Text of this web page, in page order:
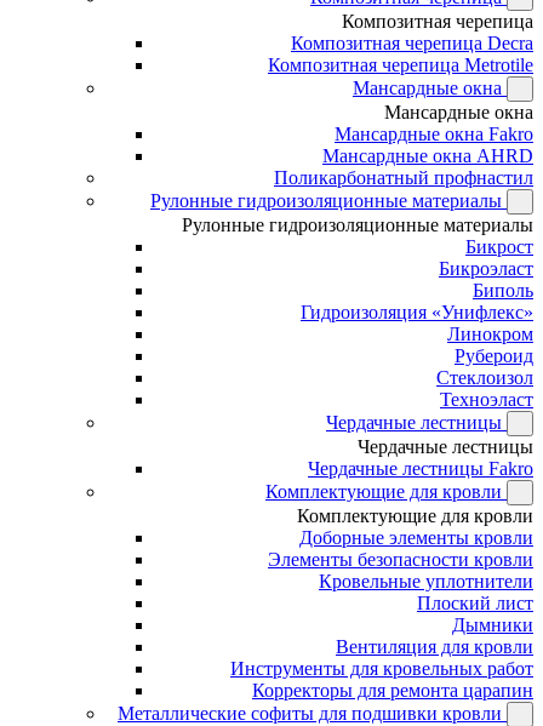
Композитная черепица
Композитная черепица Decra
Композитная черепица Metrotile
Мансардные окна
Мансардные окна
Мансардные окна Fakro
Мансардные окна AHRD
Поликарбонатный профнастил
Рулонные гидроизоляционные материалы
Рулонные гидроизоляционные материалы
Бикрост
Бикроэласт
Биполь
Гидроизоляция «Унифлекс»
Линокром
Рубероид
Стеклоизол
Техноэласт
Чердачные лестницы
Чердачные лестницы
Чердачные лестницы Fakro
Комплектующие для кровли
Комплектующие для кровли
Доборные элементы кровли
Элементы безопасности кровли
Кровельные уплотнители
Плоский лист
Дымники
Вентиляция для кровли
Инструменты для кровельных работ
Корректоры для ремонта царапин
Металлические софиты для подшивки кровли